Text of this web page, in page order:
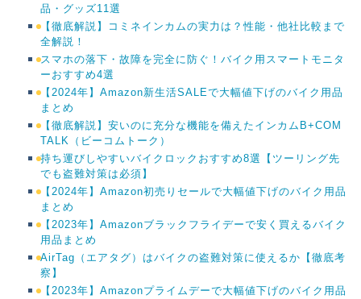
品・グッズ11選
【徹底解説】コミネインカムの実力は？性能・他社比較まで
全解説！
スマホの落下・故障を完全に防ぐ！バイク用スマートモニタ
ーおすすめ4選
【2024年】Amazon新生活SALEで大幅値下げのバイク用品
まとめ
【徹底解説】安いのに充分な機能を備えたインカムB+COM
TALK（ビーコムトーク）
持ち運びしやすいバイクロックおすすめ8選【ツーリング先
でも盗難対策は必須】
【2024年】Amazon初売りセールで大幅値下げのバイク用品
まとめ
【2023年】Amazonブラックフライデーで安く買えるバイク
用品まとめ
AirTag（エアタグ）はバイクの盗難対策に使えるか【徹底考
察】
【2023年】Amazonプライムデーで大幅値下げのバイク用品